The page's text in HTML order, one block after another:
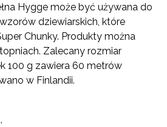
Hygge może być używana do
dziewiarskich, które
Chunky. Produkty można
Zalecany rozmiar
100 g zawiera 60 metrów
w Finlandii.